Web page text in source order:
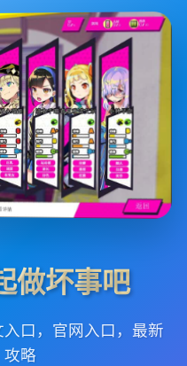
做坏事吧
口，官网入口，最新
略